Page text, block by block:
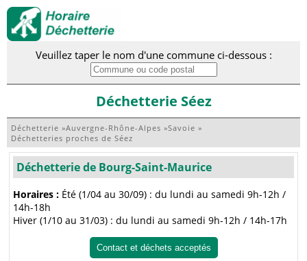
Veuillez taper le nom d'une commune ci-dessous :
Déchetterie Séez
Déchetterie »Auvergne-Rhône-Alpes »Savoie »
Déchetteries proches de Séez
Déchetterie de Bourg-Saint-Maurice
Horaires : Été (1/04 au 30/09) : du lundi au samedi 9h-12h /
14h-18h
Hiver (1/10 au 31/03) : du lundi au samedi 9h-12h / 14h-17h
Contact et déchets acceptés